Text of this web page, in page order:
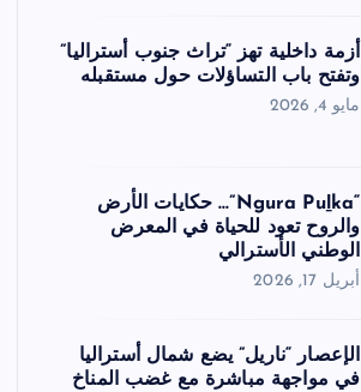
أزمة داخلية تهز “تراث جنوب أستراليا”
وتفتح باب التساؤلات حول مستقبله
مايو 4, 2026
“Ngura Puḻka”… حكايات الأرض
والروح تعود للحياة في المعرض
الوطني الأسترالي
أبريل 17, 2026
الإعصار “ناريل” يضع شمال أستراليا
في مواجهة مباشرة مع غضب المناخ